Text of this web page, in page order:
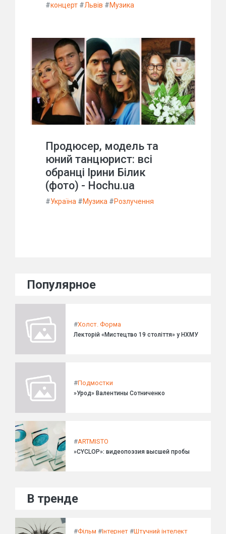
#концерт #Львів #Музика
Продюсер, модель та
юний танцюрист: всі
обранці Ірини Білик
(фото) - Hochu.ua
#Україна #Музика #Розлучення
Популярное
#Холст. Форма
Лекторій «Мистецтво 19 століття» у НХМУ
#Подмостки
»Урод» Валентины Сотниченко
#ARTMISTO
»CYCLOP»: видеопоэзия высшей пробы
В тренде
#Фільм #Інтернет #Штучний інтелект